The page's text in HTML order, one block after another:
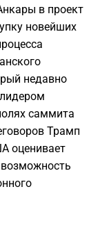
в проект
новейших
недавно
саммита
Трамп
оценивает